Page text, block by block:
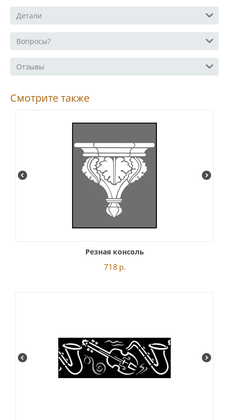
Детали
Вопросы?
Отзывы
Смотрите также
Резная консоль
718 р.